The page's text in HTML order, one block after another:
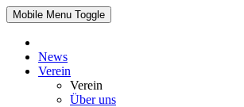
Mobile Menu Toggle
News
Verein
Verein
Über uns